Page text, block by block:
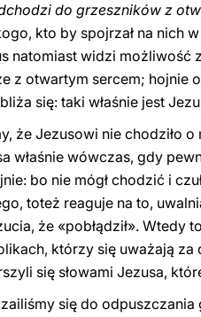
do grzeszników z
kto by spojrzał na nich
natomiast widzi możliwość
z otwartym sercem; hojnie
się: taki właśnie jest
że Jezusowi nie chodziło
właśnie wówczas, gdy
bo nie mógł chodzić i
toteż reaguje na to,
że «pobłądził». Wtedy
którzy się uważają
się słowami Jezusa,
się do